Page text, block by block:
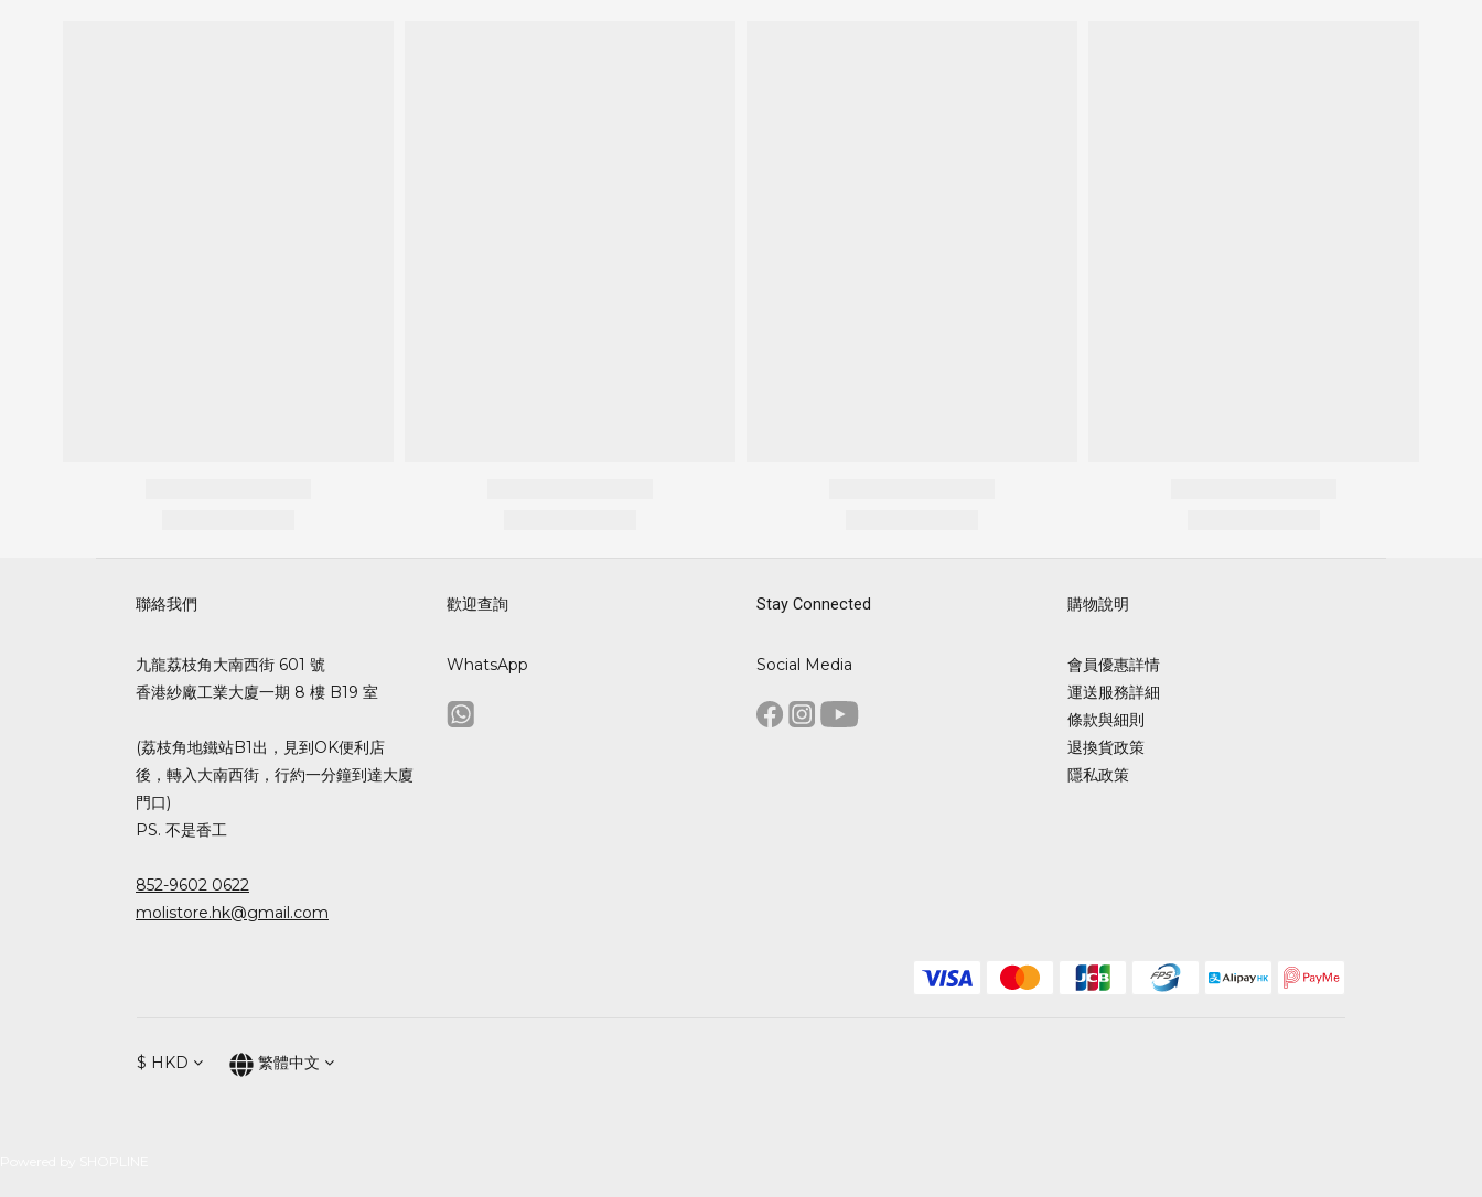
聯絡我們
九龍荔枝角大南西街 601 號
香港紗廠工業大廈一期 8 樓 B19 室
(荔枝角地鐵站B1出，見到OK便利店
後，轉入大南西街，行約一分鐘到達大廈
門口)
PS. 不是香工
852-9602 0622
molistore.hk@gmail.com
歡迎查詢
WhatsApp
Stay Connected
Social Media
購物說明
會員優惠詳情
運送服務詳細
條款與細則
退換貨政策
隱私政策
$ HKD 繁體中文